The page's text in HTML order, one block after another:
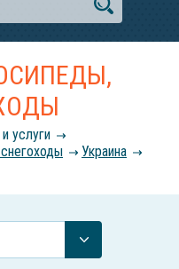
услуги
Украина